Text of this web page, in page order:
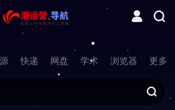
快递 网盘 学术 浏览器 更多